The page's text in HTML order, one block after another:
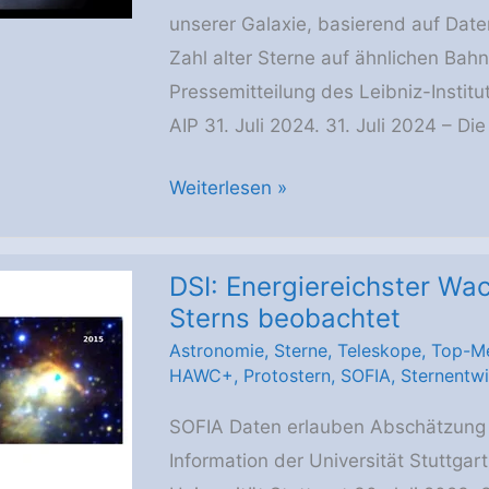
unserer Galaxie, basierend auf
Zahl alter Sterne auf ähnlichen
Pressemitteilung des Leibniz-
AIP 31. Juli 2024. 31. Juli 2024 –
AIP:
Sterne
auf
der
dünnen
Scheibe
der
Weiterlesen »
DSI: Energiereichster
Sterns beobachtet
Astronomie, Sterne, Teleskope, Top-
HAWC+, Protostern, SOFIA,
SOFIA Daten erlauben
Information der Universität